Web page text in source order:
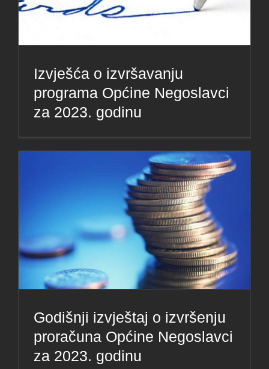
Izvješća o izvršavanju
programa Općine Negoslavci
za 2023. godinu
Godišnji izvještaj o izvršenju
proračuna Općine Negoslavci
za 2023. godinu